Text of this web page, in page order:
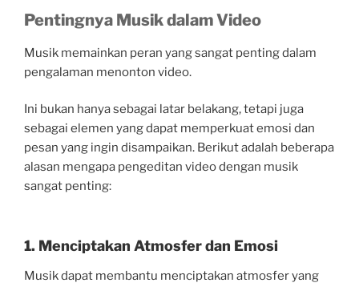
Pentingnya Musik dalam Video
Musik memainkan peran yang sangat penting dalam
pengalaman menonton video.
Ini bukan hanya sebagai latar belakang, tetapi juga
sebagai elemen yang dapat memperkuat emosi dan
pesan yang ingin disampaikan. Berikut adalah beberapa
alasan mengapa pengeditan video dengan musik
sangat penting:
1. Menciptakan Atmosfer dan Emosi
Musik dapat membantu menciptakan atmosfer yang